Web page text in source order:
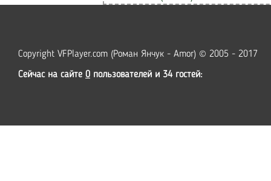
Copyright VFPlayer.com (Роман Янчук - Amor) © 2005 - 2017
Сейчас на сайте 0 пользователей и 34 гостей: